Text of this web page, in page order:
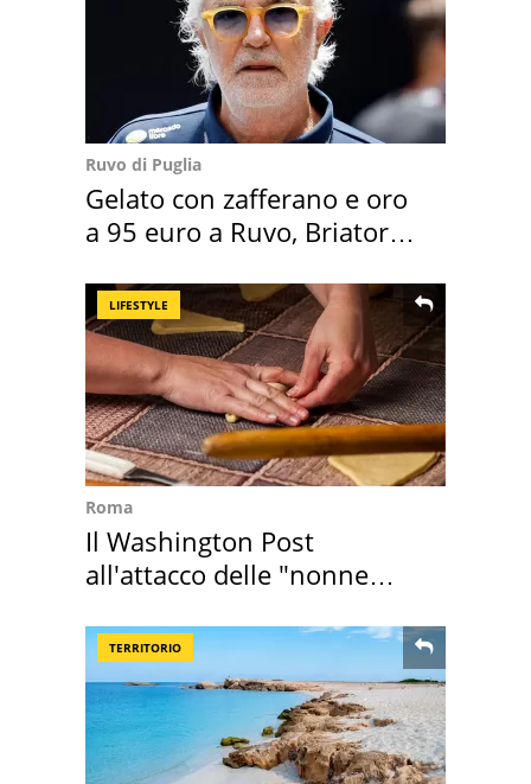
Ruvo di Puglia
Gelato con zafferano e oro
a 95 euro a Ruvo, Briatore
LIFESTYLE
Roma
Il Washington Post
all'attacco delle "nonne
TERRITORIO